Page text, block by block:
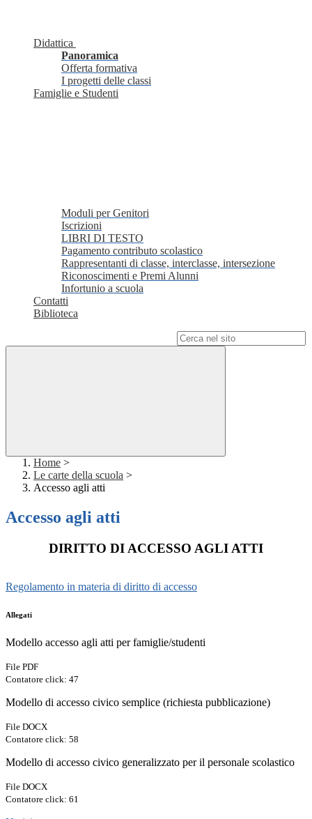
Didattica
Panoramica
Offerta formativa
I progetti delle classi
Famiglie e Studenti
Moduli per Genitori
Iscrizioni
LIBRI DI TESTO
Pagamento contributo scolastico
Rappresentanti di classe, interclasse, intersezione
Riconoscimenti e Premi Alunni
Infortunio a scuola
Contatti
Biblioteca
Home >
Le carte della scuola >
Accesso agli atti
Accesso agli atti
DIRITTO DI ACCESSO AGLI ATTI
Regolamento in materia di diritto di accesso
Allegati
Modello accesso agli atti per famiglie/studenti
File PDF
Contatore click: 47
Modello di accesso civico semplice (richiesta pubblicazione)
File DOCX
Contatore click: 58
Modello di accesso civico generalizzato per il personale scolastico
File DOCX
Contatore click: 61